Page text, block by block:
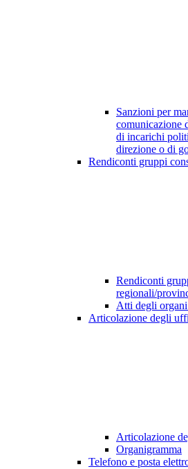
Sanzioni per
comunicazione
di incarichi
direzione o di
Rendiconti gruppi
Rendiconti
regionali/
Atti degli
Articolazione degli
Articolazione
Organigramma
Telefono e posta